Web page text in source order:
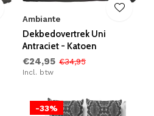
Ambiante
Dekbedovertrek Uni
Antraciet - Katoen
€24,95 €34,95
Incl. btw
-33%